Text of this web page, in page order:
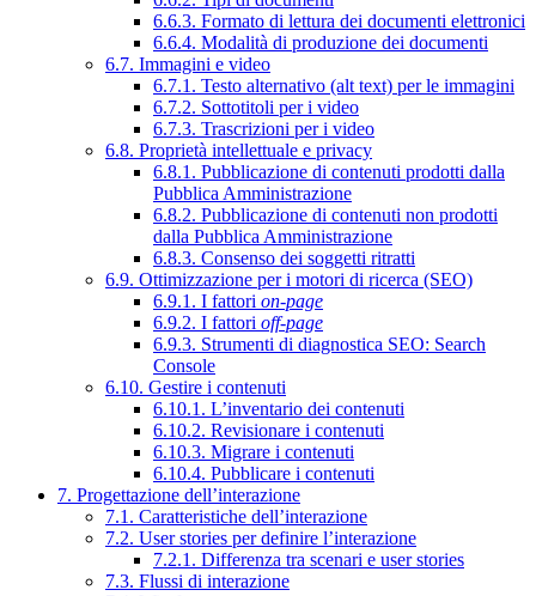
6.6.3. Formato di lettura dei documenti elettronici
6.6.4. Modalità di produzione dei documenti
6.7. Immagini e video
6.7.1. Testo alternativo (alt text) per le immagini
6.7.2. Sottotitoli per i video
6.7.3. Trascrizioni per i video
6.8. Proprietà intellettuale e privacy
6.8.1. Pubblicazione di contenuti prodotti dalla
Pubblica Amministrazione
6.8.2. Pubblicazione di contenuti non prodotti
dalla Pubblica Amministrazione
6.8.3. Consenso dei soggetti ritratti
6.9. Ottimizzazione per i motori di ricerca (SEO)
6.9.1. I fattori on-page
6.9.2. I fattori off-page
6.9.3. Strumenti di diagnostica SEO: Search
Console
6.10. Gestire i contenuti
6.10.1. L’inventario dei contenuti
6.10.2. Revisionare i contenuti
6.10.3. Migrare i contenuti
6.10.4. Pubblicare i contenuti
7. Progettazione dell’interazione
7.1. Caratteristiche dell’interazione
7.2. User stories per definire l’interazione
7.2.1. Differenza tra scenari e user stories
7.3. Flussi di interazione